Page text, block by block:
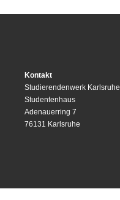
Kontakt
Studierendenwerk Karlsruhe
Studentenhaus
Adenauerring 7
76131 Karlsruhe